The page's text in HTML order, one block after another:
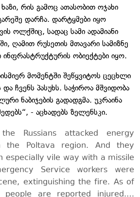
რის გამოც ათასობით ოჯახი
დარჩა. დარტყმები იყო
ოლქშიც, სადაც სამი ადამიანი
ღამით რუსეთის მთავარი სამიზნე
ინფრასტრუქტურის ობიექტები იყო.
მომენტში შეწყვიტოს ცეცხლი
ჩვენს პასუხს. საჭიროა მშვიდობა
ნაბიჯების გადადგმა. უკრაინა
- აცხადებს ზელენსკი.
Russians attacked energy
the Poltava region. And they
especially vile way with a missile
Service workers were
extinguishing the fire. As of
people are reported injured.…